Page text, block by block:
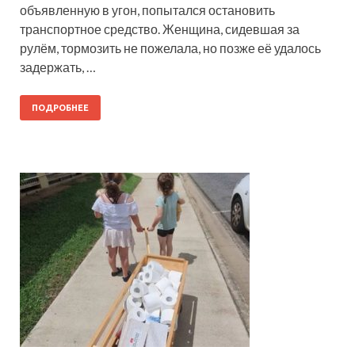
объявленную в угон, попытался остановить
транспортное средство. Женщина, сидевшая за
рулём, тормозить не пожелала, но позже её удалось
задержать, …
ПОДРОБНЕЕ